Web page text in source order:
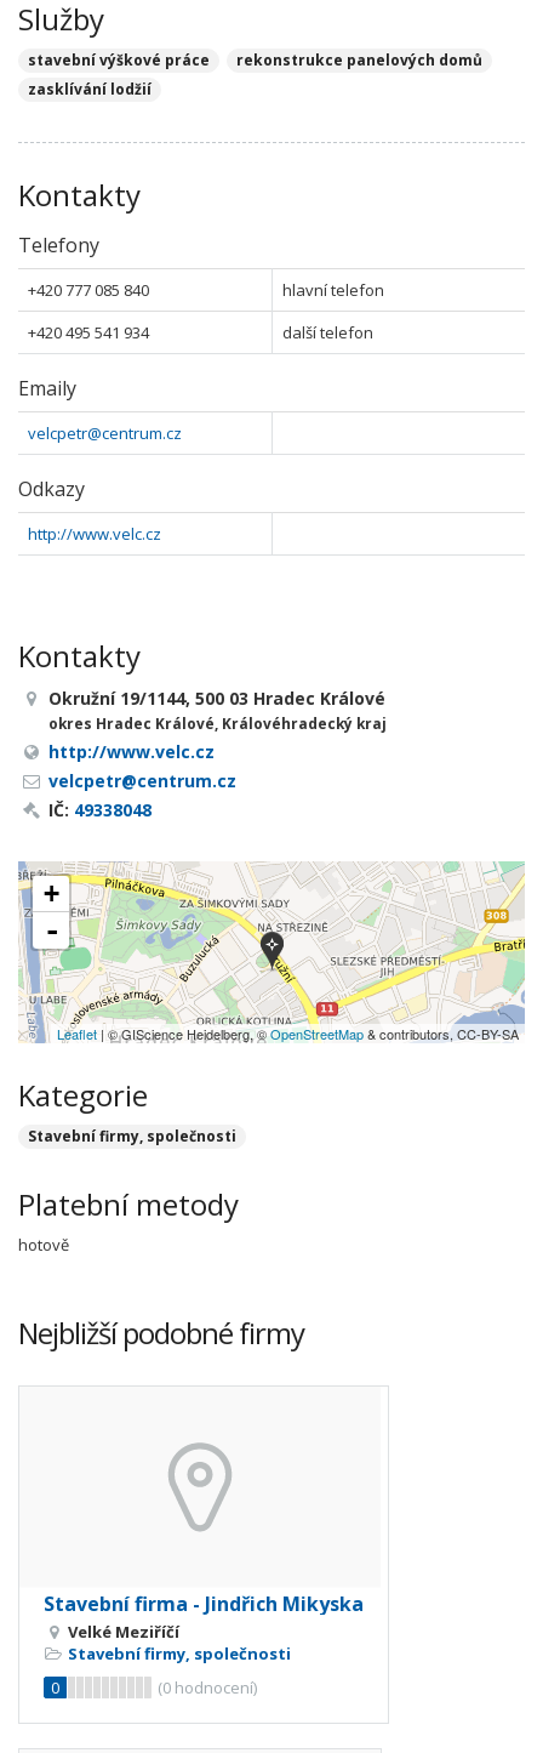
Služby
stavební výškové práce
rekonstrukce panelových domů
zasklívání lodžií
Kontakty
Telefony
+420 777 085 840
hlavní telefon
+420 495 541 934
další telefon
Emaily
velcpetr@centrum.cz
Odkazy
http://www.velc.cz
Kontakty
Okružní 19/1144, 500 03 Hradec Králové
okres Hradec Králové, Královéhradecký kraj
http://www.velc.cz
velcpetr@centrum.cz
IČ: 49338048
+
-
Leaflet | © GIScience Heidelberg, ©OpenStreetMap& contributors, CC-BY-SA
Kategorie
Stavební firmy, společnosti
Platební metody
hotově
Nejbližší podobné firmy
Stavební firma - Jindřich Mikyska
Velké Meziříčí
Stavební firmy, společnosti
0
(0 hodnocení)